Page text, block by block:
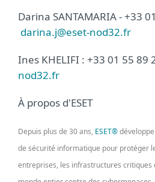
Darina SANTAMARIA - +33
darina.j@eset-nod32.fr
Ines KHELIFI : +33 01 55 89
nod32.fr
À propos d'ESET
Depuis plus de 30 ans, ESET®
de sécurité informatique pour protéger
entreprises, les infrastructures critiques